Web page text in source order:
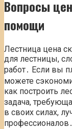
Вопросы
помощи
Лестница цена
для лестницы,
работ․ Если вы
можете
как построить
задача,
в своих силах,